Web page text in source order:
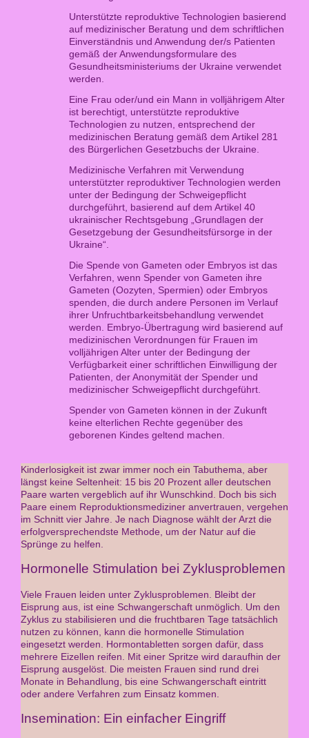
Unterstützte reproduktive Technologien basierend
auf medizinischer Beratung und dem schriftlichen
Einverständnis und Anwendung der/s Patienten
gemäß der Anwendungsformulare des
Gesundheitsministeriums der Ukraine verwendet
werden.
Eine Frau oder/und ein Mann in volljährigem Alter
ist berechtigt, unterstützte reproduktive
Technologien zu nutzen, entsprechend der
medizinischen Beratung gemäß dem Artikel 281
des Bürgerlichen Gesetzbuchs der Ukraine.
Medizinische Verfahren mit Verwendung
unterstützter reproduktiver Technologien werden
unter der Bedingung der Schweigepflicht
durchgeführt, basierend auf dem Artikel 40
ukrainischer Rechtsgebung „Grundlagen der
Gesetzgebung der Gesundheitsfürsorge in der
Ukraine“.
Die Spende von Gameten oder Embryos ist das
Verfahren, wenn Spender von Gameten ihre
Gameten (Oozyten, Spermien) oder Embryos
spenden, die durch andere Personen im Verlauf
ihrer Unfruchtbarkeitsbehandlung verwendet
werden. Embryo-Übertragung wird basierend auf
medizinischen Verordnungen für Frauen im
volljährigen Alter unter der Bedingung der
Verfügbarkeit einer schriftlichen Einwilligung der
Patienten, der Anonymität der Spender und
medizinischer Schweigepflicht durchgeführt.
Spender von Gameten können in der Zukunft
keine elterlichen Rechte gegenüber des
geborenen Kindes geltend machen.
Kinderlosigkeit ist zwar immer noch ein Tabuthema, aber
längst keine Seltenheit: 15 bis 20 Prozent aller deutschen
Paare warten vergeblich auf ihr Wunschkind. Doch bis sich
Paare einem Reproduktionsmediziner anvertrauen, vergehen
im Schnitt vier Jahre. Je nach Diagnose wählt der Arzt die
erfolgversprechendste Methode, um der Natur auf die
Sprünge zu helfen.
Hormonelle Stimulation bei Zyklusproblemen
Viele Frauen leiden unter Zyklusproblemen. Bleibt der
Eisprung aus, ist eine Schwangerschaft unmöglich. Um den
Zyklus zu stabilisieren und die fruchtbaren Tage tatsächlich
nutzen zu können, kann die hormonelle Stimulation
eingesetzt werden. Hormontabletten sorgen dafür, dass
mehrere Eizellen reifen. Mit einer Spritze wird daraufhin der
Eisprung ausgelöst. Die meisten Frauen sind rund drei
Monate in Behandlung, bis eine Schwangerschaft eintritt
oder andere Verfahren zum Einsatz kommen.
Insemination: Ein einfacher Eingriff